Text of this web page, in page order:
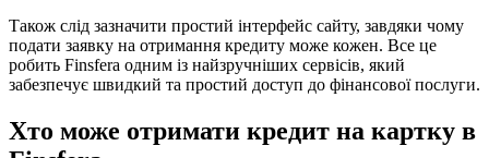
Також слід зазначити простий інтерфейс сайту, завдяки чому
подати заявку на отримання кредиту може кожен. Все це
робить Finsfera одним із найзручніших сервісів, який
забезпечує швидкий та простий доступ до фінансової послуги.
Хто може отримати кредит на картку в